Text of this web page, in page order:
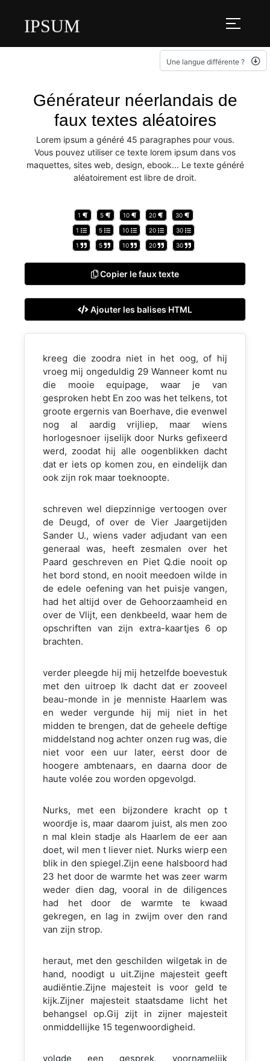
IPSUM
Une langue différente ?
Générateur néerlandais de
faux textes aléatoires
Lorem ipsum a généré 45 paragraphes pour vous.
Vous pouvez utiliser ce texte lorem ipsum dans vos
maquettes, sites web, design, ebook... Le texte généré
aléatoirement est libre de droit.
1 5 10 20 30
1 5 10 20 30
1 5 10 20 30
Copier le faux texte
Ajouter les balises HTML
kreeg die zoodra niet in het oog, of hij
vroeg mij ongeduldig 29 Wanneer komt nu
die mooie equipage, waar je van
gesproken hebt En zoo was het telkens, tot
groote ergernis van Boerhave, die evenwel
nog al aardig vrijliep, maar wiens
horlogesnoer ijselijk door Nurks gefixeerd
werd, zoodat hij alle oogenblikken dacht
dat er iets op komen zou, en eindelijk dan
ook zijn rok maar toeknoopte.
schreven wel diepzinnige vertoogen over
de Deugd, of over de Vier Jaargetijden
Sander U., wiens vader adjudant van een
generaal was, heeft zesmalen over het
Paard geschreven en Piet Q.die nooit op
het bord stond, en nooit meedoen wilde in
de edele oefening van het puisje vangen,
had het altijd over de Gehoorzaamheid en
over de Vlijt, een denkbeeld, waar hem de
opschriften van zijn extra-kaartjes 6 op
brachten.
verder pleegde hij mij hetzelfde boevestuk
met den uitroep Ik dacht dat er zooveel
beau-monde in je menniste Haarlem was
en weder vergunde hij mij niet in het
midden te brengen, dat de geheele deftige
middelstand nog achter onzen rug was, die
niet voor een uur later, eerst door de
hoogere ambtenaars, en daarna door de
haute volée zou worden opgevolgd.
Nurks, met een bijzondere kracht op t
woordje is, maar daarom juist, als men zoo
n mal klein stadje als Haarlem de eer aan
doet, wil men t liever niet. Nurks wierp een
blik in den spiegel.Zijn eene halsboord had
23 het door de warmte het was zeer warm
weder dien dag, vooral in de diligences
had het door de warmte te kwaad
gekregen, en lag in zwijm over den rand
van zijn strop.
heraut, met den geschilden wilgetak in de
hand, noodigt u uit.Zijne majesteit geeft
audiëntie.Zijne majesteit is voor geld te
kijk.Zijner majesteit staatsdame licht het
behangsel op.Gij zijt in zijner majesteit
onmiddellijke 15 tegenwoordigheid.
volgde een gesprek, voornamelijk